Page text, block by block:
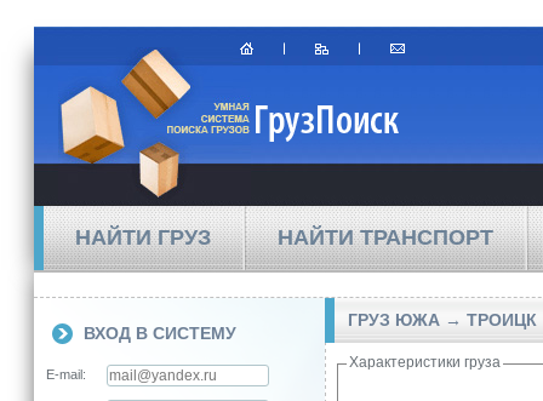
НАЙТИ ГРУЗ НАЙТИ ТРАНСПОРТ
ВХОД В СИСТЕМУ
E-mail:
ГРУЗ ЮЖА → ТРОИЦК
Характеристики груза